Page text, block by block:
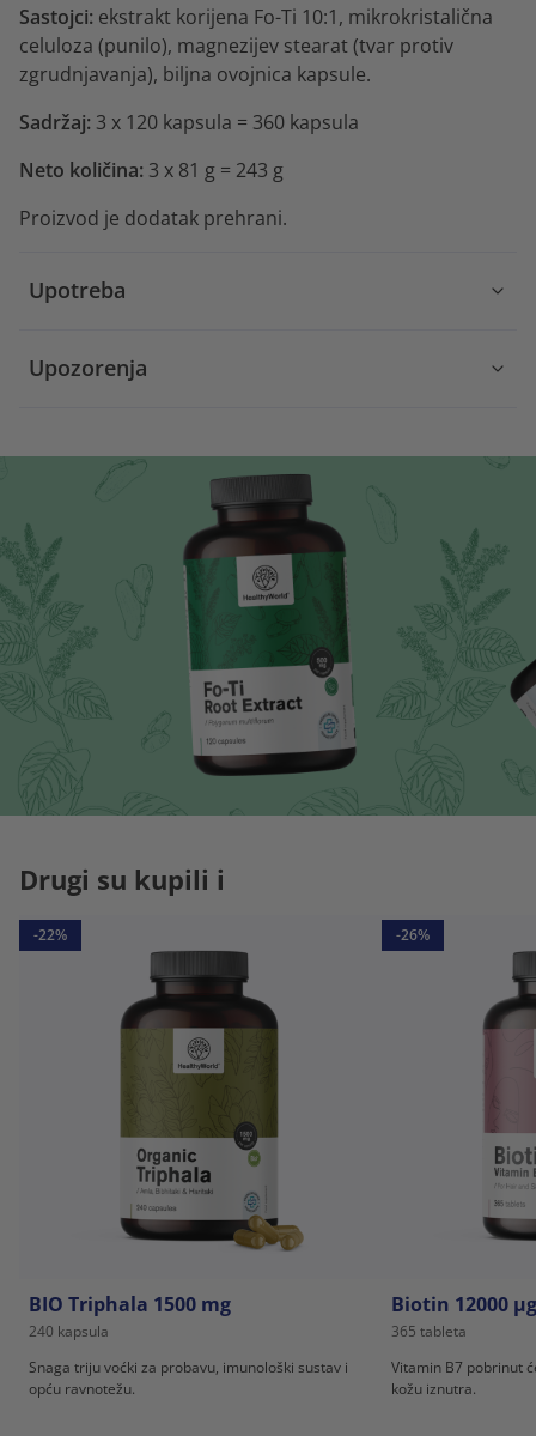
Sastojci: ekstrakt korijena Fo-Ti 10:1, mikrokristalična
celuloza (punilo), magnezijev stearat (tvar protiv
zgrudnjavanja), biljna ovojnica kapsule.
Sadržaj: 3 x 120 kapsula = 360 kapsula
Neto količina: 3 x 81 g = 243 g
Proizvod je dodatak prehrani.
Upotreba
Upozorenja
Drugi su kupili i
-22%
BIO Triphala 1500 mg
240 kapsula
Snaga triju voćki za probavu, imunološki sustav i
opću ravnotežu.
-26%
Biotin 12000
365 tableta
Vitamin B7 pobrinut
kožu iznutra.